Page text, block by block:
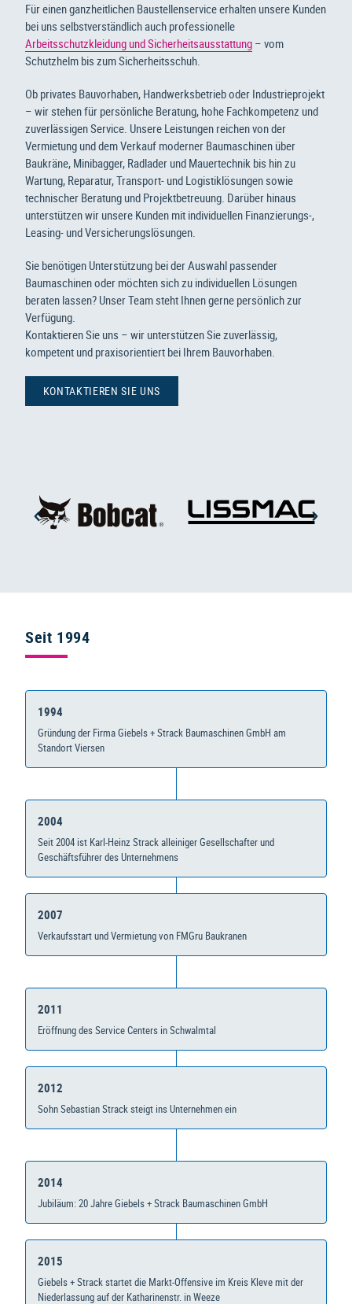
Für einen ganzheitlichen Baustellenservice erhalten unsere Kunden
bei uns selbstverständlich auch professionelle
Arbeitsschutzkleidung und Sicherheitsausstattung – vom
Schutzhelm bis zum Sicherheitsschuh.
Ob privates Bauvorhaben, Handwerksbetrieb oder Industrieprojekt
– wir stehen für persönliche Beratung, hohe Fachkompetenz und
zuverlässigen Service. Unsere Leistungen reichen von der
Vermietung und dem Verkauf moderner Baumaschinen über
Baukräne, Minibagger, Radlader und Mauertechnik bis hin zu
Wartung, Reparatur, Transport- und Logistiklösungen sowie
technischer Beratung und Projektbetreuung. Darüber hinaus
unterstützen wir unsere Kunden mit individuellen Finanzierungs-,
Leasing- und Versicherungslösungen.
Sie benötigen Unterstützung bei der Auswahl passender
Baumaschinen oder möchten sich zu individuellen Lösungen
beraten lassen? Unser Team steht Ihnen gerne persönlich zur
Verfügung.
Kontaktieren Sie uns – wir unterstützen Sie zuverlässig,
kompetent und praxisorientiert bei Ihrem Bauvorhaben.
KONTAKTIEREN SIE UNS
Seit 1994
1994
Gründung der Firma Giebels + Strack Baumaschinen GmbH am
Standort Viersen
2004
Seit 2004 ist Karl-Heinz Strack alleiniger Gesellschafter und
Geschäftsführer des Unternehmens
2007
Verkaufsstart und Vermietung von FMGru Baukranen
2011
Eröffnung des Service Centers in Schwalmtal
2012
Sohn Sebastian Strack steigt ins Unternehmen ein
2014
Jubiläum: 20 Jahre Giebels + Strack Baumaschinen GmbH
2015
Giebels + Strack startet die Markt-Offensive im Kreis Kleve mit der
Niederlassung auf der Katharinenstr. in Weeze